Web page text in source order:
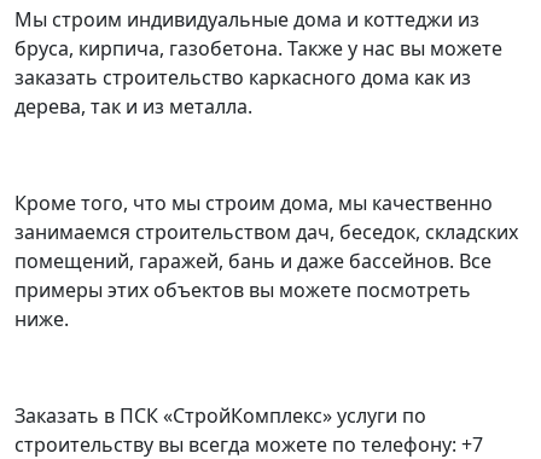
Мы строим индивидуальные дома и коттеджи из
бруса, кирпича, газобетона. Также у нас вы можете
заказать строительство каркасного дома как из
дерева, так и из металла.
Кроме того, что мы строим дома, мы качественно
занимаемся строительством дач, беседок, складских
помещений, гаражей, бань и даже бассейнов. Все
примеры этих объектов вы можете посмотреть
ниже.
Заказать в ПСК «СтройКомплекс» услуги по
строительству вы всегда можете по телефону: +7